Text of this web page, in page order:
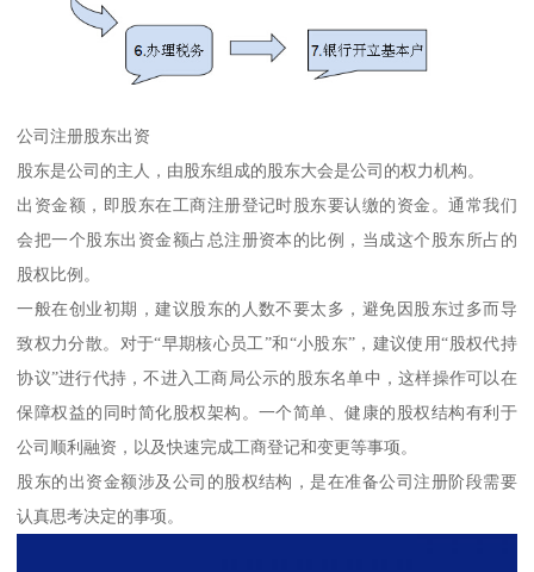
公司注册股东出资
股东是公司的主人，由股东组成的股东大会是公司的权力机构。
出资金额，即股东在工商注册登记时股东要认缴的资金。通常我们
会把一个股东出资金额占总注册资本的比例，当成这个股东所占的
股权比例。
一般在创业初期，建议股东的人数不要太多，避免因股东过多而导
致权力分散。对于“早期核心员工”和“小股东”，建议使用“股权代持
协议”进行代持，不进入工商局公示的股东名单中，这样操作可以在
保障权益的同时简化股权架构。一个简单、健康的股权结构有利于
公司顺利融资，以及快速完成工商登记和变更等事项。
股东的出资金额涉及公司的股权结构，是在准备公司注册阶段需要
认真思考决定的事项。